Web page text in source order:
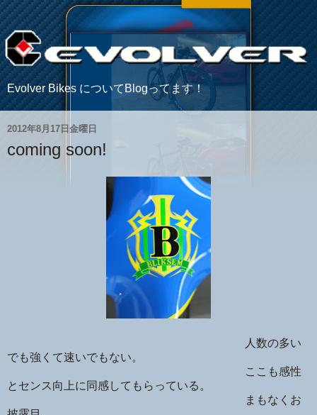
Evolver Bikes についてBlogってます！
2012年8月17日金曜日
coming soon!
人数の多い
でも強くて速いでもない。
ここも感性
とセンス向上に同感してもらっている。
まもなくお